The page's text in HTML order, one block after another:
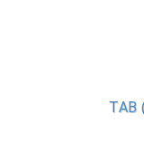
TAB